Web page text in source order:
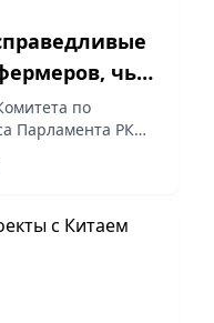
чьи
по
Парламента РК
с депутатами